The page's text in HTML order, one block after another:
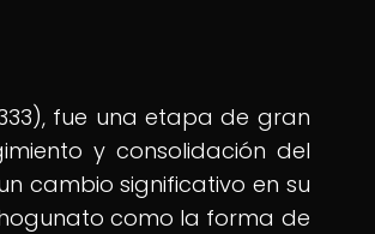
fue una etapa de gran
y consolidación del
cambio significativo en su
como la forma de